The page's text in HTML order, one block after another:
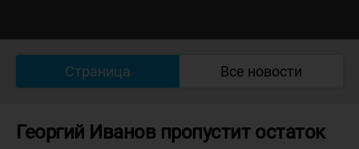
Страница Все новости
Георгий Иванов пропустит остаток